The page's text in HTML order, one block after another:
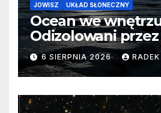
JOWISZ UKŁAD SŁONECZNY
Ocean we
Odizolowani
barierę
6 SIERPNIA 2026